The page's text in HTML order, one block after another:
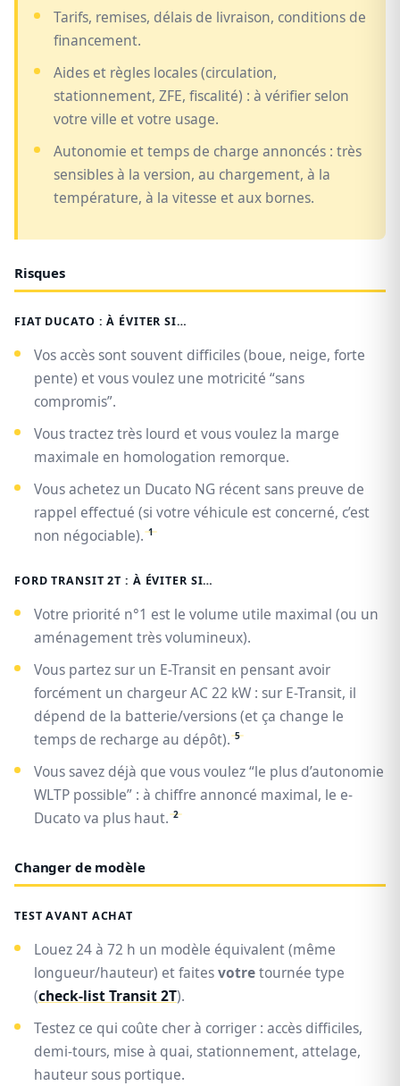
Tarifs, remises, délais de livraison, conditions de
financement.
Aides et règles locales (circulation,
stationnement, ZFE, fiscalité) : à vérifier selon
votre ville et votre usage.
Autonomie et temps de charge annoncés : très
sensibles à la version, au chargement, à la
température, à la vitesse et aux bornes.
Risques
FIAT DUCATO : À ÉVITER SI…
Vos accès sont souvent difficiles (boue, neige, forte
pente) et vous voulez une motricité “sans
compromis”.
Vous tractez très lourd et vous voulez la marge
maximale en homologation remorque.
Vous achetez un Ducato NG récent sans preuve de
rappel effectué (si votre véhicule est concerné, c’est
non négociable). 1
FORD TRANSIT 2T : À ÉVITER SI…
Votre priorité n°1 est le volume utile maximal (ou un
aménagement très volumineux).
Vous partez sur un E-Transit en pensant avoir
forcément un chargeur AC 22 kW : sur E-Transit, il
dépend de la batterie/versions (et ça change le
temps de recharge au dépôt). 5
Vous savez déjà que vous voulez “le plus d’autonomie
WLTP possible” : à chiffre annoncé maximal, le e-
Ducato va plus haut. 2
Changer de modèle
TEST AVANT ACHAT
Louez 24 à 72 h un modèle équivalent (même
longueur/hauteur) et faitesvotretournée type
(check-list Transit 2T).
Testez ce qui coûte cher à corriger : accès difficiles,
demi-tours, mise à quai, stationnement, attelage,
hauteur sous portique.